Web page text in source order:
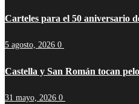
Carteles para el 50 aniversario
5 agosto, 2026 0
Castella y San Román tocan
31 mayo, 2026 0